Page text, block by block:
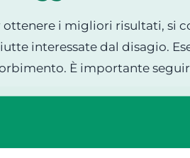
ottenere i migliori risultati, si
interessate dal disagio.
È importante